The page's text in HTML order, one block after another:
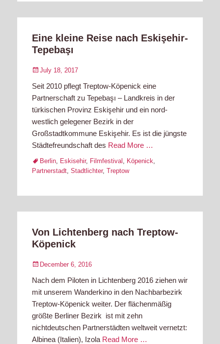
Eine kleine Reise nach Eskişehir-
Tepebaşı
Posted
July 18, 2017
Seit 2010 pflegt Treptow-Köpenick eine
Partnerschaft zu Tepebaşı – Landkreis in der
türkischen Provinz Eskişehir und ein nord-
westlich gelegener Bezirk in der
Großstadtkommune Eskişehir. Es ist die jüngste
Städtefreundschaft des Read More …
TagsBerlin, Eskisehir, Filmfestival , Köpenick,
Partnerstadt, Stadtlichter, Treptow
Von Lichtenberg nach Treptow-
Köpenick
Posted
December 6, 2016
Nach dem Piloten in Lichtenberg 2016 ziehen wir
mit unserem Wanderkino in den Nachbarbezirk
Treptow-Köpenick weiter. Der flächenmäßig
größte Berliner Bezirk ist mit zehn
nichtdeutschen Partnerstädten weltweit vernetzt:
Albinea (Italien), Izola Read More …